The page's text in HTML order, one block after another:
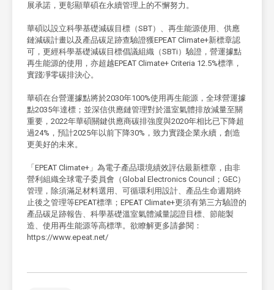
展承諾，更彰顯華碩在永續管理上的不懈努力。
華碩以設立科學基礎減碳目標（SBT）、再生能源使用、供應
鏈減碳計畫以及產品碳足跡查驗證獲EPEAT Climate+新標章認
可，更經科學基礎減碳目標倡議組織（SBTi）驗證，營運據點
再生能源的使用，亦超越EPEAT Climate+ Criteria 12.5%標準，
實踐凈零碳排決心。
華碩在台營運據點將於2030年100%使用再生能源，全球營運據
點2035年達標；並深信供應鏈管理對於溫室氣體排放減量至關
重要，2022年華碩關鍵供應商碳排強度與2020年相比已下降超
過24%，預計2025年以前下降30%，致力實踐企業永續，創造
更美好的未來。
「EPEAT Climate+」為電子產品環境績效評估最新標章，由非
營利組織全球電子委員會（Global Electronics Council；GEC）
管理，除須滿足材料選用、可循環利用設計、產品生命週期終
止後之管理等EPEAT標準；EPEAT Climate+更須有第三方驗證的
產品碳足跡報告、科學基礎溫室氣體減量認證目標、節能製
造、使用再生能源等高標準。欲瞭解更多請參閱：
https://www.epeat.net/